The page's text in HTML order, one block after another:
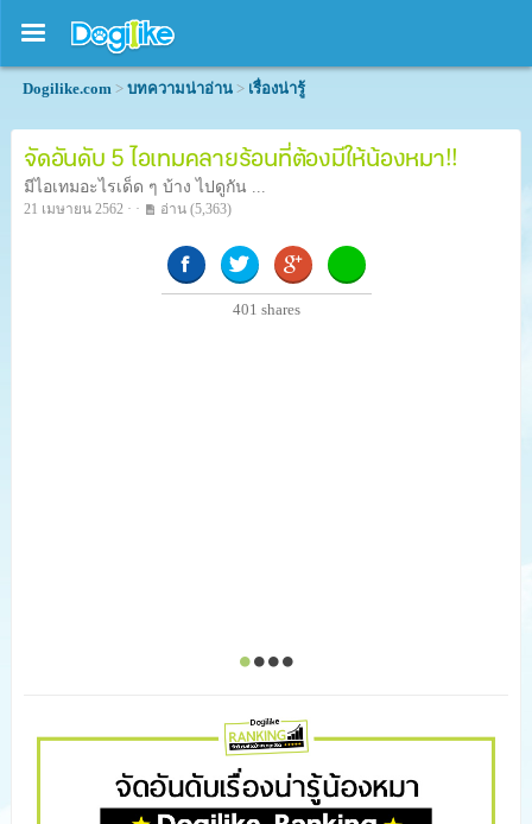
Dogilike.com > บทความน่าอ่าน > เรื่องน่ารู้
จัดอันดับ 5 ไอเทมคลายร้อนที่ต้องมีให้น้องหมา!!
มีไอเทมอะไรเด็ด ๆ บ้าง ไปดูกัน ...
21 เมษายน 2562 · · อ่าน (5,363)
401 shares